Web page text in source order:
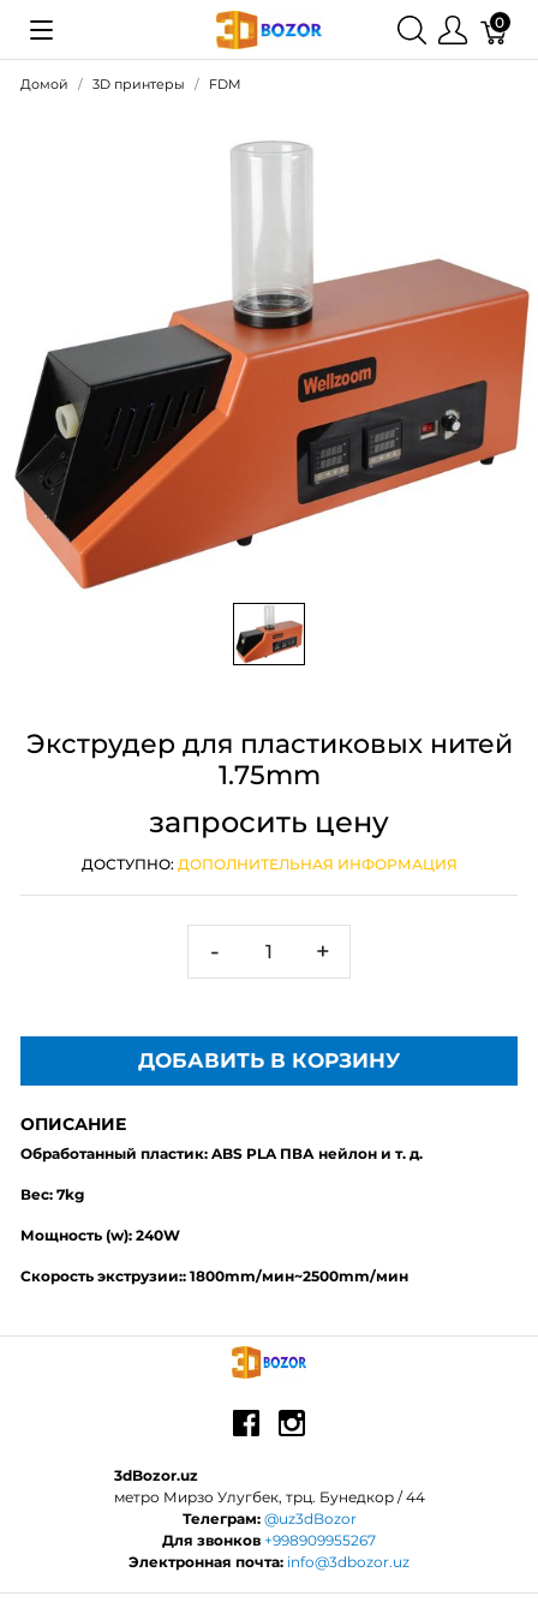
0
Домой 3D принтеры FDM
Экструдер для пластиковых нитей
1.75mm
запросить цену
ДОСТУПНО: ДОПОЛНИТЕЛЬНАЯ ИНФОРМАЦИЯ
- +
ДОБАВИТЬ В КОРЗИНУ
ОПИСАНИЕ
Обработанный пластик: ABS PLA ПВА нейлон и т. д.
Вес: 7kg
Мощность (w): 240W
Скорость экструзии:: 1800mm/мин~2500mm/мин
3dBozor.uz
метро Мирзо Улугбек, трц. Бунедкор / 44
Телеграм: @uz3dBozor
Для звонков +998909955267
Электронная почта: info@3dbozor.uz